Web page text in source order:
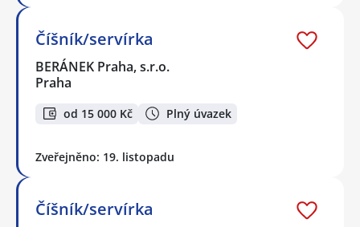
Číšník/servírka
BERÁNEK Praha, s.r.o.
Praha
od 15 000 Kč Plný úvazek
Zveřejněno: 19. listopadu
Číšník/servírka